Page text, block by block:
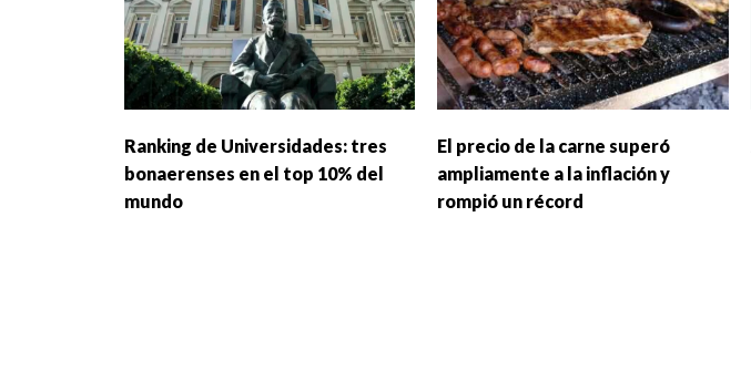
Ranking de Universidades: tres
bonaerenses en el top 10% del
mundo
El precio de la carne superó
ampliamente a la inflación y
rompió un récord